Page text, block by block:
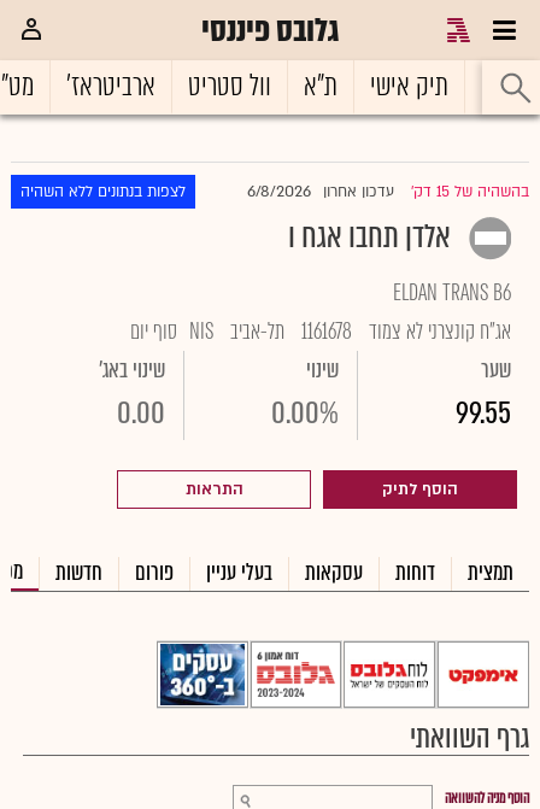
גלובס פיננסי
ראשי תיק אישי ת"א וול סטריט ארביטראז'
בהשהיה של 15 דק' עדכון אחרון 6/8/2026 לצפות בנתונים ללא השהיה
אלדן תחבו אגח ו
ELDAN TRANS B6
אג"ח קונצרני לא צמוד 1161678 תל-אביב NIS סוף יום
שער
99.55
שינוי
0.00%
שינוי באג'
0.00
הוסף לתיק התראות
תמצית דוחות עסקאות בעלי עניין פורום חדשות
גרף השוואתי
הוסף מניה להשוואה